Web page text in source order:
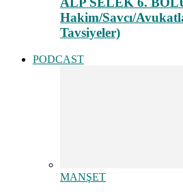
Hakim/Savcı/
Tavsiyeler)
PODCAST
MANŞET